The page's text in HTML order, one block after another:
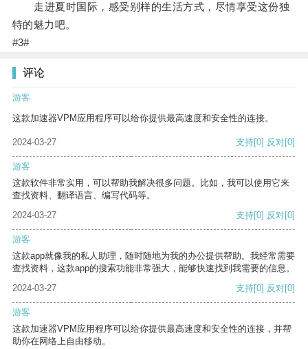
走进夏时国际，感受别样的生活方式，尽情享受这份独
特的魅力吧。
#3#
评论
游客
这款加速器VPM应用程序可以给你提供最高速度和安全性的连接。
2024-03-27 支持[0] 反对[0]
游客
这款软件非常实用，可以帮助我解决很多问题。比如，我可以使用它来
查找资料、翻译语言、编写代码等。
2024-03-27
支持[0] 反对[0]
游客
这款app就像我的私人助理，随时随地为我的办公提供帮助。我经常需要
查找资料，这款app的搜索功能非常强大，能够快速找到我需要的信息。
2024-03-27
支持[0] 反对[0]
游客
这款加速器VPM应用程序可以给你提供最高速度和安全性的连接，并帮
助你在网络上自由移动。